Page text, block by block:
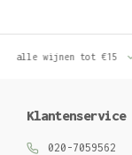
wijnen tot €15
Klantenservice
020-7059562